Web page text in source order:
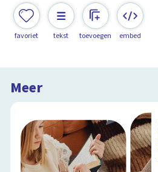
favoriet tekst toevoegen embed
Meer